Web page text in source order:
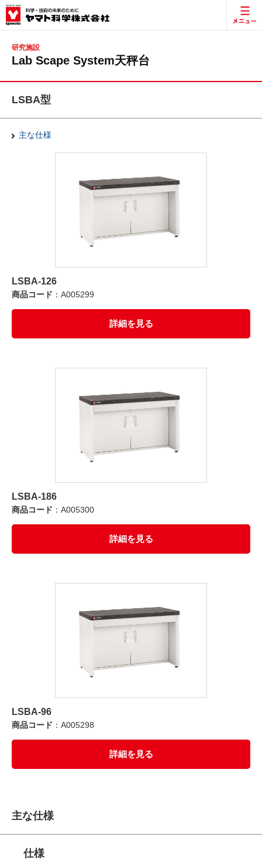
研究施設
Lab Scape System天秤台
LSBA型
主な仕様
LSBA-126
商品コード ：A005299
詳細を見る
LSBA-186
商品コード ：A005300
詳細を見る
LSBA-96
商品コード ：A005298
詳細を見る
主な仕様
仕様